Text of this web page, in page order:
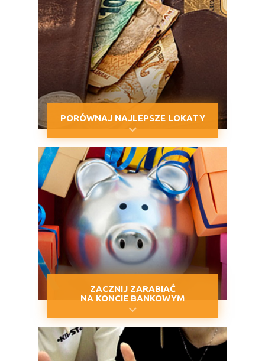
PORÓWNAJ NAJLEPSZE LOKATY
ZACZNIJ ZARABIAĆ
NA KONCIE BANKOWYM